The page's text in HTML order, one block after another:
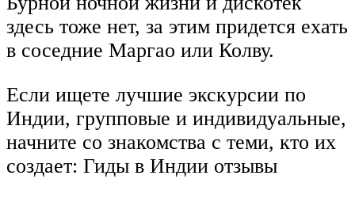
здесь тоже нет, за этим придется ехать
в соседние Маргао или Колву.
Если ищете лучшие экскурсии по
Индии, групповые и индивидуальные,
начните со знакомства с теми, кто их
создает: Гиды в Индии отзывы